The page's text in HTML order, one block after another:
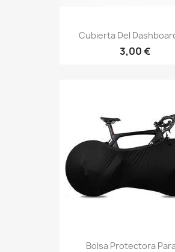
Cubierta Del
3,00 €
Bolsa Protectora